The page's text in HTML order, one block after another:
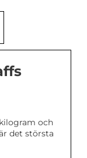
och
det största